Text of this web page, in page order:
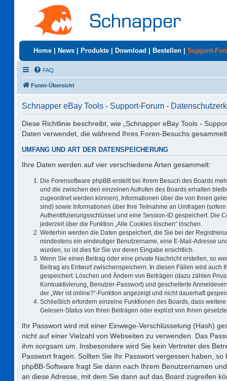
Home News Produkte Download Bestellen Support-
FAQ
Foren-Übersicht
Schnapper eBay Tools - Support-Forum -
Diese Richtlinie beschreibt, wie „Schnapper eBay Tools -
Daten verwendet, die während Ihres Foren-Besuchs
UMFANG UND ART DER DATENSPEICHERUNG
Ihre Daten werden auf vier verschiedene Arten gesammelt:
Die Forensoftware phpBB erstellt bei Ihrem Besuch des Boards
und die zwischen den einzelnen Aufrufen des Boards erhalten
zugeordnet werden können), Informationen über die von Ihnen
sind) sowie Informationen über Ihre Teilnahme an Umfragen
Authentifizierungsschlüssel und eine Session-ID gespeichert. Die
jederzeit über die Funktion „Alle Cookies löschen“ löschen.
Weiterhin werden die Daten gespeichert, die Sie bei der
mindestens ein eindeutiger Benutzername, eine E-Mail-Adresse
wurden, so ist dies für Sie vor deren Eingabe ersichtlich.
Wenn Sie einen Beitrag oder eine private Nachricht erstellen, so
Beitrag als Entwurf zwischenspeichern. In diesen Fällen wird
gespeichert: Löschen und Ändern von Beiträgen (dazu zählen
Kontoaktivierung, Benutzer-Passwort) und gescheiterte
der „Wer ist online?“-Funktion angezeigt und nicht dauerhaft
Schließlich erfordern einzelne Funktionen des Boards, dass
Gelesen-Status von Ihren Beiträgen oder explizit von Ihnen
Ihr Passwort wird mit einer Einwege-Verschlüsselung (Hash)
nicht auf einer Vielzahl von Webseiten zu verwenden. Das
ihm sorgsam um. Insbesondere wird Sie kein Vertreter des
Passwort fragen. Sollten Sie Ihr Passwort vergessen haben,
phpBB-Software fragt Sie dann nach Ihrem Benutzernamen
an diese Adresse, mit dem Sie dann auf das Board zugreifen